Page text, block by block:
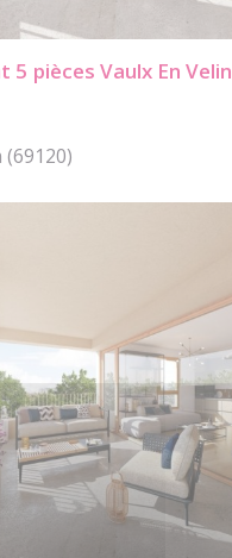
5 pièces Vaulx En Velin